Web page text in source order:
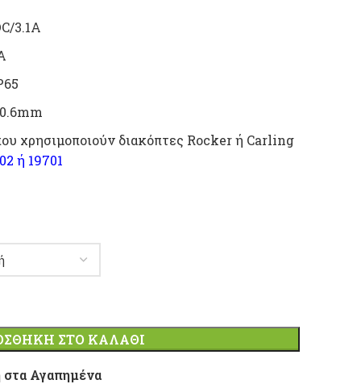
3.1A
χρησιμοποιούν διακόπτες Rocker ή Carling
ή 19701
ΣΤΟ ΚΑΛΆΘΙ
Αγαπημένα